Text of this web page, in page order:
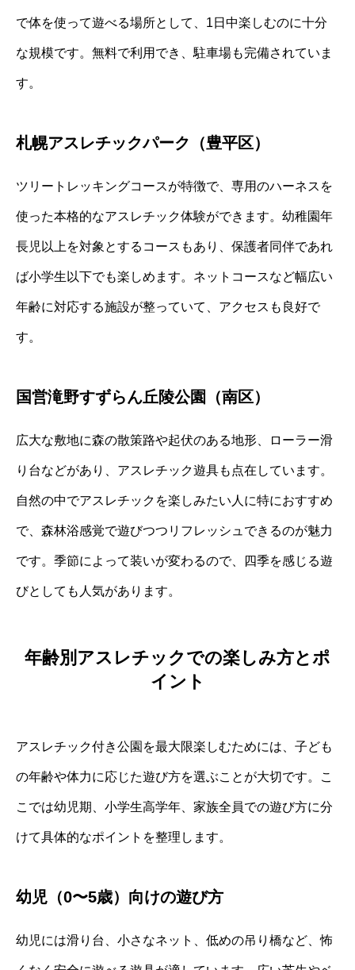
で体を使って遊べる場所として、1日中楽しむのに十分
な規模です。無料で利用でき、駐車場も完備されていま
す。
札幌アスレチックパーク（豊平区）
ツリートレッキングコースが特徴で、専用のハーネスを
使った本格的なアスレチック体験ができます。幼稚園年
長児以上を対象とするコースもあり、保護者同伴であれ
ば小学生以下でも楽しめます。ネットコースなど幅広い
年齢に対応する施設が整っていて、アクセスも良好で
す。
国営滝野すずらん丘陵公園（南区）
広大な敷地に森の散策路や起伏のある地形、ローラー滑
り台などがあり、アスレチック遊具も点在しています。
自然の中でアスレチックを楽しみたい人に特におすすめ
で、森林浴感覚で遊びつつリフレッシュできるのが魅力
です。季節によって装いが変わるので、四季を感じる遊
びとしても人気があります。
年齢別アスレチックでの楽しみ方とポ
イント
アスレチック付き公園を最大限楽しむためには、子ども
の年齢や体力に応じた遊び方を選ぶことが大切です。こ
こでは幼児期、小学生高学年、家族全員での遊び方に分
けて具体的なポイントを整理します。
幼児（0〜5歳）向けの遊び方
幼児には滑り台、小さなネット、低めの吊り橋など、怖